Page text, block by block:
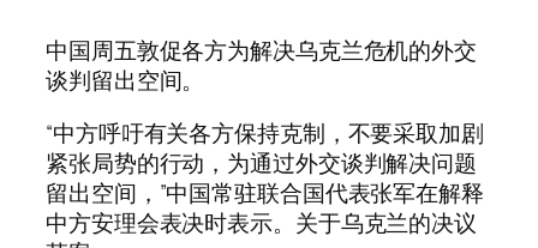
中国周五敦促各方为解决乌克兰危机的外交
谈判留出空间。
“中方呼吁有关各方保持克制，不要采取加剧
紧张局势的行动，为通过外交谈判解决问题
留出空间，”中国常驻联合国代表张军在解释
中方安理会表决时表示。关于乌克兰的决议